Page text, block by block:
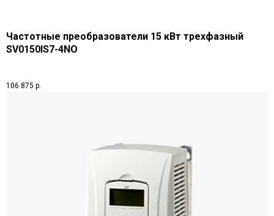
Частотные преобразователи 15 кВт трехфазный
SV0150IS7-4NO
106 875 р.